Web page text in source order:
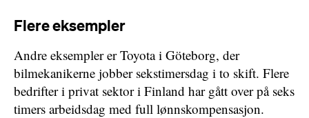
Flere eksempler
Andre eksempler er Toyota i Göteborg, der
bilmekanikerne jobber sekstimersdag i to skift. Flere
bedrifter i privat sektor i Finland har gått over på seks
timers arbeidsdag med full lønnskompensasjon.